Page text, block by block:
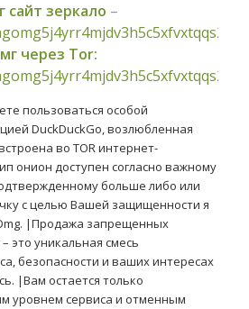
сайт зеркало –
через Tor:
пользоваться особой
DuckDuckGo, возлюбленная
во TOR интернет-
онион доступен согласно важному
больше либо или
с целью Вашей защищенности я
|Продажа запрещенных
это уникальная смесь
безопасности и ваших интересах
|Вам остается только
уровнем сервиса и отменным